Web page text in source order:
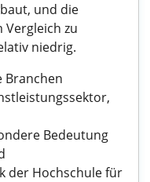
und die
zu
niedrig.
Branchen
Bedeutung
der Hochschule für